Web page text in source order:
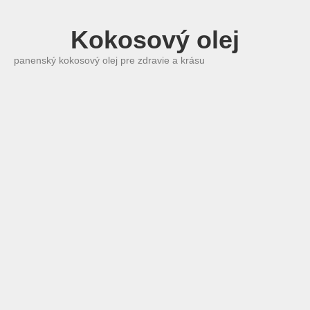
Kokosový olej
panenský kokosový olej pre zdravie a krásu